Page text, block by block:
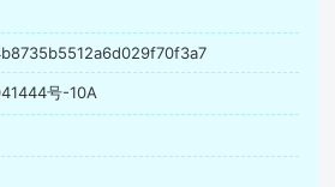
号-10A